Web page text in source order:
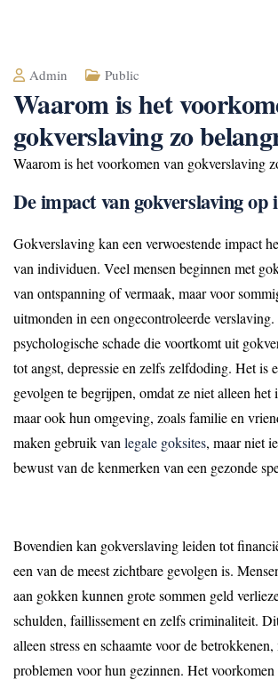
Admin Public
Waarom is het
gokverslaving zo
Waarom is het voorkomen van gokverslaving
De impact van gokverslaving op
Gokverslaving kan een verwoestende impact
van individuen. Veel mensen beginnen met
van ontspanning of vermaak, maar voor
uitmonden in een ongecontroleerde
psychologische schade die voortkomt uit
tot angst, depressie en zelfs zelfdoding. Het is
gevolgen te begrijpen, omdat ze niet alleen
maar ook hun omgeving, zoals familie en
maken gebruik van legale goksites, maar niet
bewust van de kenmerken van een gezonde
Bovendien kan gokverslaving leiden tot
een van de meest zichtbare gevolgen is.
aan gokken kunnen grote sommen geld
schulden, faillissement en zelfs criminaliteit.
alleen stress en schaamte voor de
problemen voor hun gezinnen. Het